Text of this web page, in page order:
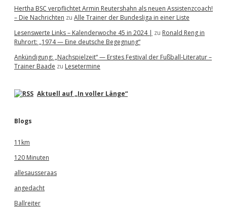
Hertha BSC verpflichtet Armin Reutershahn als neuen Assistenzcoach!
– Die Nachrichten zu Alle Trainer der Bundesliga in einer Liste
Lesenswerte Links – Kalenderwoche 45 in 2024 | zu Ronald Reng in
Ruhrort: „1974 — Eine deutsche Begegnung“
Ankündigung: „Nachspielzeit“ — Erstes Festival der Fußball-Literatur –
Trainer Baade zu Lesetermine
Aktuell auf „In voller Länge“
Blogs
11km
120 Minuten
allesausseraas
angedacht
Ballreiter